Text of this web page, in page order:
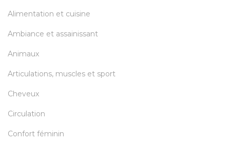
Alimentation et cuisine
Ambiance et assainissant
Animaux
Articulations, muscles et sport
Cheveux
Circulation
Confort féminin